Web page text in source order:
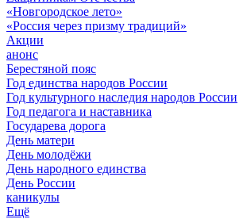
«Новгородское лето»
«Россия через призму традиций»
Акции
анонс
Берестяной пояс
Год единства народов России
Год культурного наследия народов России
Год педагога и наставника
Государева дорога
День матери
День молодёжи
День народного единства
День России
каникулы
Ещё